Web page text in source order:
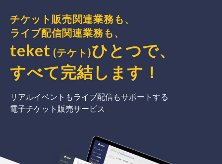
チケット販売関連業務も、
ライブ配信関連業務も、
teket (テケト)ひとつで、
すべて完結 します ！
リアルイベントもライブ配信もサポートする
電子チケット販売サービス